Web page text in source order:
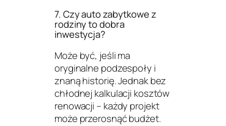
7. Czy auto zabytkowe z
rodziny to dobra
inwestycja?
Może być, jeśli ma
oryginalne podzespoły i
znaną historię. Jednak bez
chłodnej kalkulacji kosztów
renowacji – każdy projekt
może przerosnąć budżet.